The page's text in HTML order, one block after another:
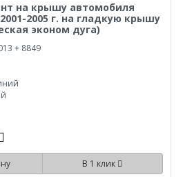
на крышу автомобиля
2005 г. на гладкую крышу
эконом дуга)
+ 8849
В 1 клик